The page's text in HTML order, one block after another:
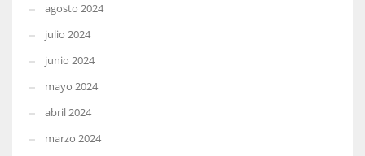
agosto 2024
julio 2024
junio 2024
mayo 2024
abril 2024
marzo 2024